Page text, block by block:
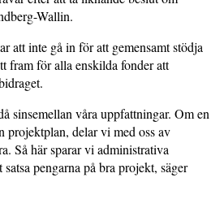
Wallin.
att inte gå in för att gemensamt stödja
fram för alla enskilda fonder att
sinsemellan våra uppfattningar. Om en
projektplan, delar vi med oss av
Så här sparar vi administrativa
pengarna på bra projekt, säger